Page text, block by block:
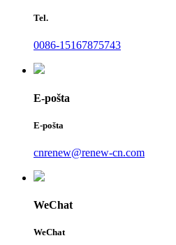
Tel.
0086-15167875743
E-pošta
E-pošta
cnrenew@renew-cn.com
WeChat
WeChat